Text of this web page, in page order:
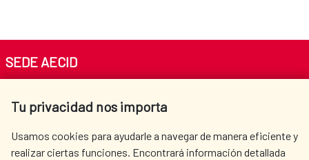
Tu privacidad nos importa
Usamos cookies para ayudarle a navegar de manera eficiente y
realizar ciertas funciones. Encontrará información detallada
SEDE AECID
Tel. +34 900 20 30 54​​​​​​​